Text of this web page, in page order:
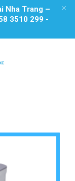
Nha Trang –
3510 299 -